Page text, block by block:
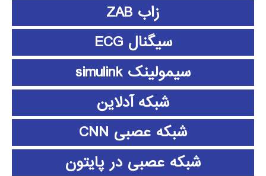
زاب ZAB
سیگنال ECG
سیمولینک simulink
شبکه آدلاین
شبکه عصبی CNN
شبکه عصبی در پایتون